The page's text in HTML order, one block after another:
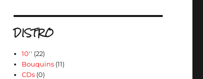
DISTRO
10'' (22)
Bouquins (11)
CDs (0)